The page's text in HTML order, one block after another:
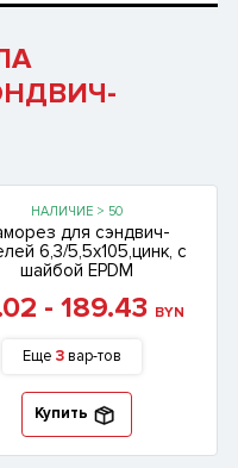
НАЛИЧИЕ > 50
для сэндвич-
6,3/5,5х105,цинк, с
шайбой EPDM
- 189.43 BYN
Еще 3 вар-тов
Купить